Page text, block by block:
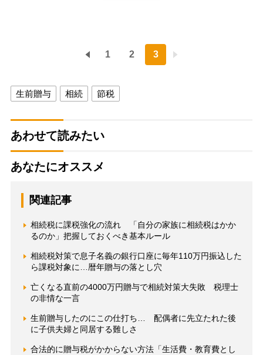
1 2 3
生前贈与 相続 節税
あわせて読みたい
あなたにオススメ
関連記事
相続税に課税強化の流れ 「自分の家族に相続税はかか
るのか」把握しておくべき基本ルール
相続税対策で息子名義の銀行口座に毎年110万円振込した
ら課税対象に…暦年贈与の落とし穴
亡くなる直前の4000万円贈与で相続対策大失敗 税理士
の非情な一言
生前贈与したのにこの仕打ち… 配偶者に先立たれた後
に子供夫婦と同居する難しさ
合法的に贈与税がかからない方法「生活費・教育費とし